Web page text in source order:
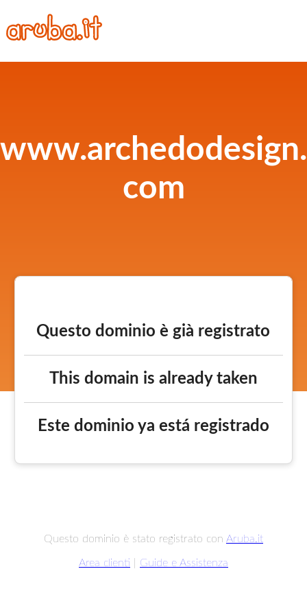
www.archedodesign.
com
Questo dominio è già registrato
This domain is already taken
Este dominio ya está registrado
Questo dominio è stato registrato con Aruba.it
Area clienti Guide e Assistenza